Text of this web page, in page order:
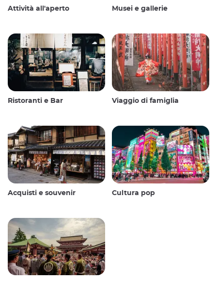
Attività all'aperto Musei e gallerie
Ristoranti e Bar Viaggio di famiglia
Acquisti e souvenir Cultura pop